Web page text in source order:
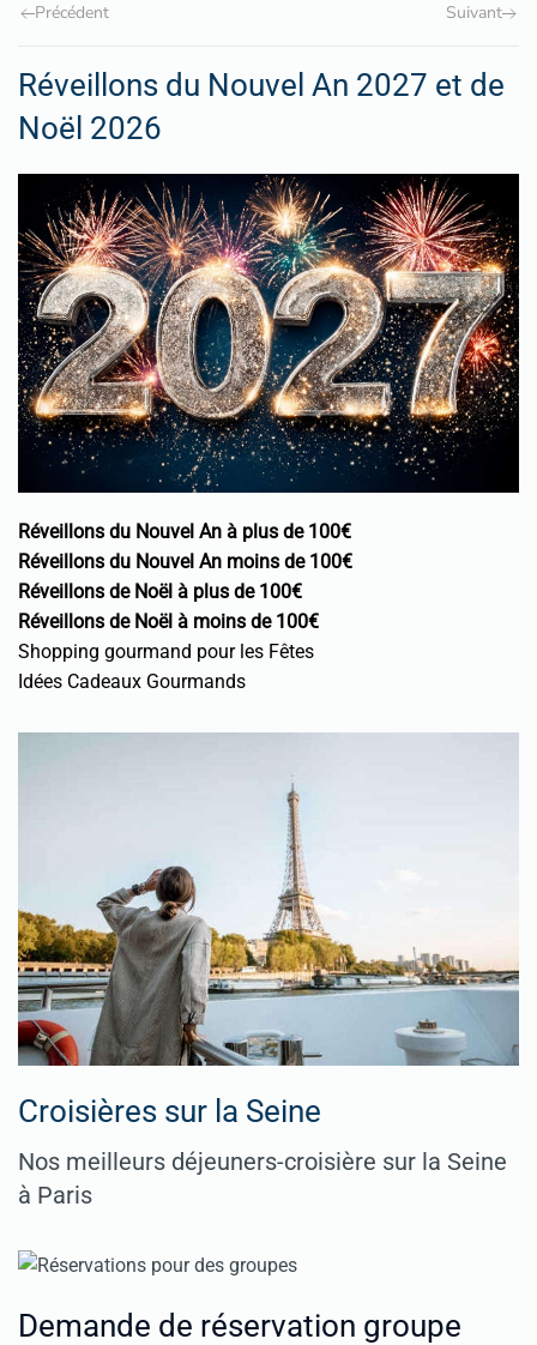
Précédent Suivant
Réveillons du Nouvel An 2027 et de
Noël 2026
Réveillons du Nouvel An à plus de 100€
Réveillons du Nouvel An moins de 100€
Réveillons de Noël à plus de 100€
Réveillons de Noël à moins de 100€
Shopping gourmand pour les Fêtes
Idées Cadeaux Gourmands
Croisières sur la Seine
Nos meilleurs déjeuners-croisière sur la Seine
à Paris
Demande de réservation groupe